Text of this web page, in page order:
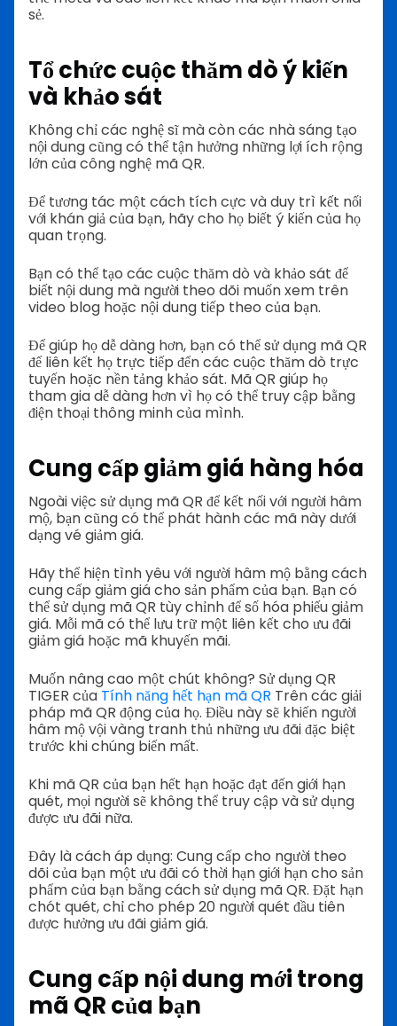
sẻ.
Tổ chức cuộc thăm dò ý kiến
và khảo sát
Không chỉ các nghệ sĩ mà còn các nhà sáng tạo
nội dung cũng có thể tận hưởng những lợi ích rộng
lớn của công nghệ mã QR.
Để tương tác một cách tích cực và duy trì kết nối
với khán giả của bạn, hãy cho họ biết ý kiến của họ
quan trọng.
Bạn có thể tạo các cuộc thăm dò và khảo sát để
biết nội dung mà người theo dõi muốn xem trên
video blog hoặc nội dung tiếp theo của bạn.
Để giúp họ dễ dàng hơn, bạn có thể sử dụng mã QR
để liên kết họ trực tiếp đến các cuộc thăm dò trực
tuyến hoặc nền tảng khảo sát. Mã QR giúp họ
tham gia dễ dàng hơn vì họ có thể truy cập bằng
điện thoại thông minh của mình.
Cung cấp giảm giá hàng hóa
Ngoài việc sử dụng mã QR để kết nối với người hâm
mộ, bạn cũng có thể phát hành các mã này dưới
dạng vé giảm giá.
Hãy thể hiện tình yêu với người hâm mộ bằng cách
cung cấp giảm giá cho sản phẩm của bạn. Bạn có
thể sử dụng mã QR tùy chỉnh để số hóa phiếu giảm
giá. Mỗi mã có thể lưu trữ một liên kết cho ưu đãi
giảm giá hoặc mã khuyến mãi.
Muốn nâng cao một chút không? Sử dụng QR
TIGER của Tính năng hết hạn mã QR Trên các giải
pháp mã QR động của họ. Điều này sẽ khiến người
hâm mộ vội vàng tranh thủ những ưu đãi đặc biệt
trước khi chúng biến mất.
Khi mã QR của bạn hết hạn hoặc đạt đến giới hạn
quét, mọi người sẽ không thể truy cập và sử dụng
được ưu đãi nữa.
Đây là cách áp dụng: Cung cấp cho người theo
dõi của bạn một ưu đãi có thời hạn giới hạn cho sản
phẩm của bạn bằng cách sử dụng mã QR. Đặt hạn
chót quét, chỉ cho phép 20 người quét đầu tiên
được hưởng ưu đãi giảm giá.
Cung cấp nội dung mới trong
mã QR của bạn